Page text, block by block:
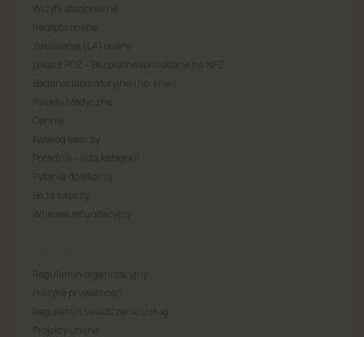
Wizyty stacjonarne
Recepta online
Zwolnienie (L4) online
Lekarz POZ – Bezpłatne konsultacje na NFZ
Badania laboratoryjne (np. krwi)
Pakiety Medyczne
Cennik
Katalog lekarzy
Poradnik – lista kategorii
Pytania do lekarzy
Baza lekarzy
Wniosek refundacyjny
Regulamin organizacyjny
Polityka prywatności
Regulamin świadczenia usług
Projekty unijne